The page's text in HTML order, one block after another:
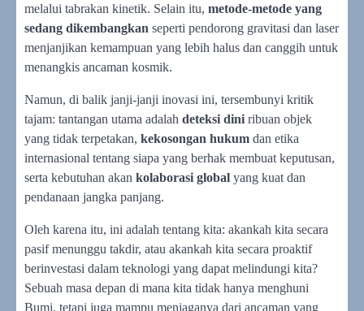
melalui tabrakan kinetik. Selain itu, metode-metode yang
sedang dikembangkan seperti pendorong gravitasi dan laser
menjanjikan kemampuan yang lebih halus dan canggih untuk
menangkis ancaman kosmik.
Namun, di balik janji-janji inovasi ini, tersembunyi kritik
tajam: tantangan utama adalah deteksi dini ribuan objek
yang tidak terpetakan, kekosongan hukum dan etika
internasional tentang siapa yang berhak membuat keputusan,
serta kebutuhan akan kolaborasi global yang kuat dan
pendanaan jangka panjang.
Oleh karena itu, ini adalah tentang kita: akankah kita secara
pasif menunggu takdir, atau akankah kita secara proaktif
berinvestasi dalam teknologi yang dapat melindungi kita?
Sebuah masa depan di mana kita tidak hanya menghuni
Bumi, tetapi juga mampu menjaganya dari ancaman yang